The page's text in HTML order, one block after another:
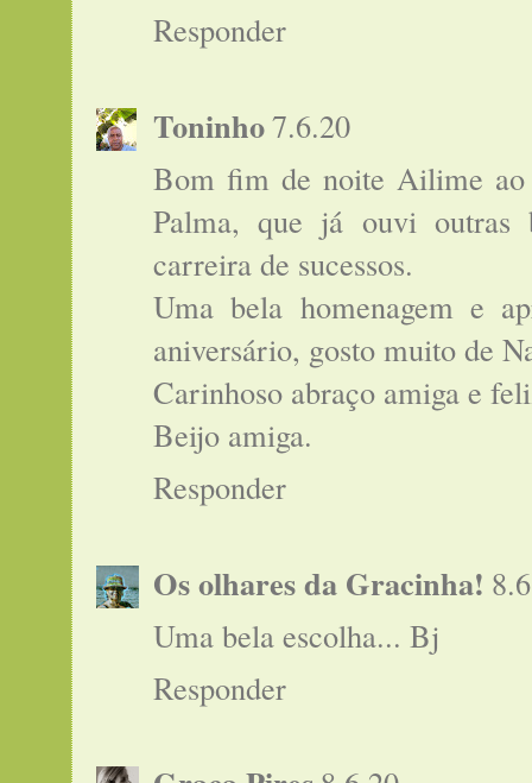
Responder
Toninho7.6.20
Bom fim de noite Ailime ao
Palma, que já ouvi outras
carreira de sucessos.
Uma bela homenagem e
aniversário, gosto muito de
Carinhoso abraço amiga e
Beijo amiga.
Responder
Os olhares da Gracinha!
Uma bela escolha... Bj
Responder